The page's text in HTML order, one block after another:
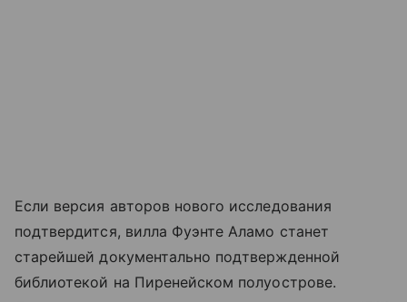
Если версия авторов нового исследования
подтвердится, вилла Фуэнте Аламо станет
старейшей документально подтвержденной
библиотекой на Пиренейском полуострове.